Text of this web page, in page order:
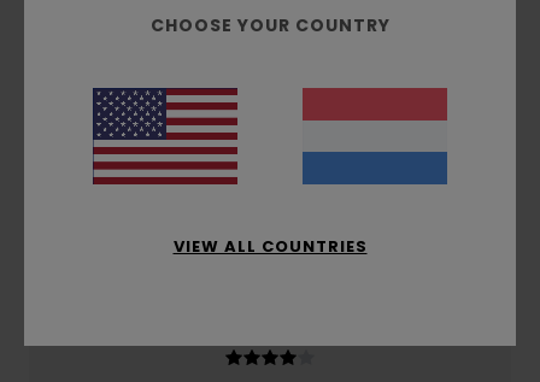
5.0/5
gebaseerd op1 geverifieerde beoordelingen
februari 2026
100% van onze klanten bevelen dit product aan
CHOOSE YOUR COUNTRY
VIEW ALL COUNTRIES